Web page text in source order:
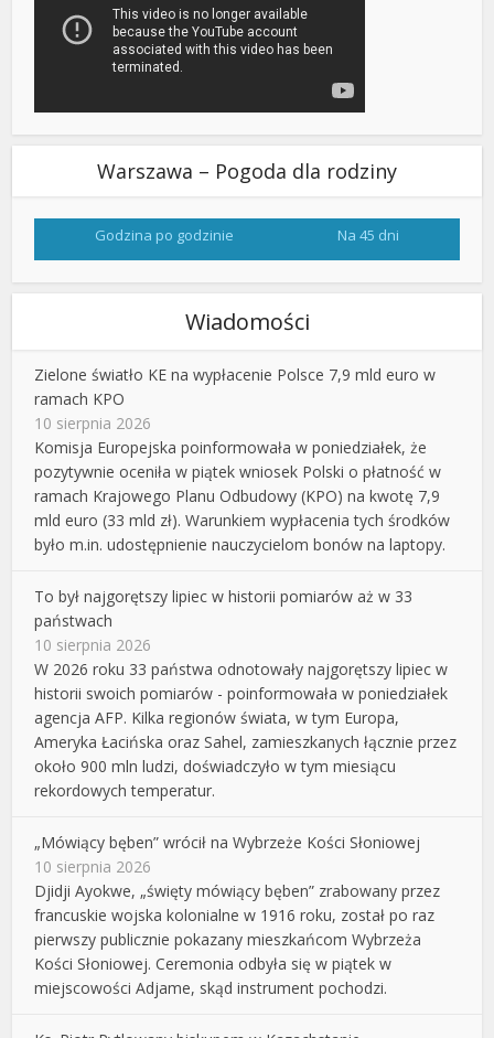
Warszawa – Pogoda dla rodziny
Godzina po godzinie Na 45 dni
Wiadomości
Zielone światło KE na wypłacenie Polsce 7,9 mld euro w
ramach KPO
10 sierpnia 2026
Komisja Europejska poinformowała w poniedziałek, że
pozytywnie oceniła w piątek wniosek Polski o płatność w
ramach Krajowego Planu Odbudowy (KPO) na kwotę 7,9
mld euro (33 mld zł). Warunkiem wypłacenia tych środków
było m.in. udostępnienie nauczycielom bonów na laptopy.
To był najgorętszy lipiec w historii pomiarów aż w 33
państwach
10 sierpnia 2026
W 2026 roku 33 państwa odnotowały najgorętszy lipiec w
historii swoich pomiarów - poinformowała w poniedziałek
agencja AFP. Kilka regionów świata, w tym Europa,
Ameryka Łacińska oraz Sahel, zamieszkanych łącznie przez
około 900 mln ludzi, doświadczyło w tym miesiącu
rekordowych temperatur.
„Mówiący bęben” wrócił na Wybrzeże Kości Słoniowej
10 sierpnia 2026
Djidji Ayokwe, „święty mówiący bęben” zrabowany przez
francuskie wojska kolonialne w 1916 roku, został po raz
pierwszy publicznie pokazany mieszkańcom Wybrzeża
Kości Słoniowej. Ceremonia odbyła się w piątek w
miejscowości Adjame, skąd instrument pochodzi.